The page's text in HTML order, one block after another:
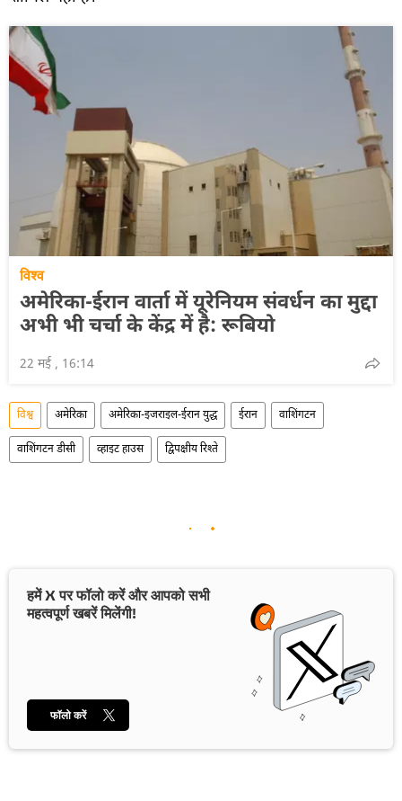
विश्व
अमेरिका-ईरान वार्ता में यूरेनियम संवर्धन का मुद्दा
अभी भी चर्चा के केंद्र में है: रूबियो
22 मई , 16:14
विश्व अमेरिका अमेरिका-इजराइल-ईरान युद्ध ईरान वाशिंगटन
वाशिंगटन डीसी व्हाइट हाउस द्विपक्षीय रिश्ते
हमें X पर फॉलो करें और आपको सभी
महत्वपूर्ण खबरें मिलेंगी!
फॉलो करें